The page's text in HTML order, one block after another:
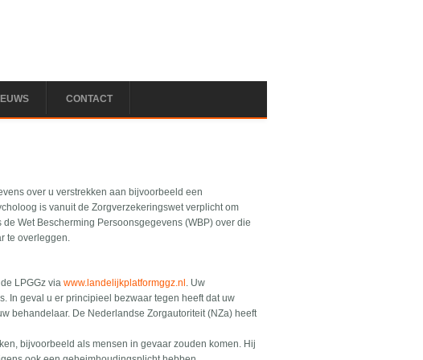
CONTACT
over u verstrekken aan bijvoorbeeld een
is vanuit de Zorgverzekeringswet verplicht om
Wet Bescherming Persoonsgegevens (WBP) over die
te overleggen.
LPGGz viawww.landelijkplatformggz.nl . Uw
In geval u er principieel bezwaar tegen heeft dat uw
behandelaar. De Nederlandse Zorgautoriteit (NZa) heeft
bijvoorbeeld als mensen in gevaar zouden komen. Hij